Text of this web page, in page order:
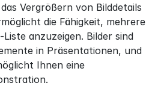
Vergrößern von Bilddetails
die Fähigkeit, mehrere
anzuzeigen. Bilder sind
in Präsentationen, und
Ihnen eine